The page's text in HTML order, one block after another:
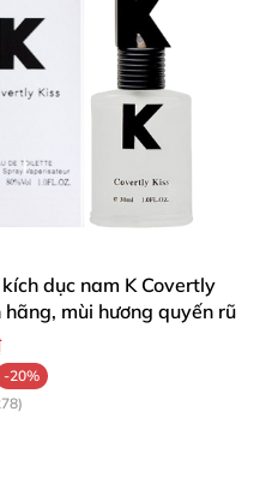
dục nam K Covertly
hãng, mùi hương quyến rũ
-20%